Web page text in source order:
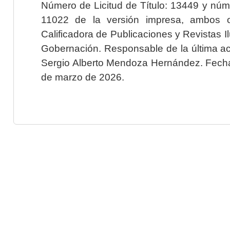
Número de Licitud de Título: 13449 y
11022 de la versión impresa, ambos
Calificadora de Publicaciones y Revistas
Gobernación. Responsable de la última
Sergio Alberto Mendoza Hernández.
de marzo de 2026.